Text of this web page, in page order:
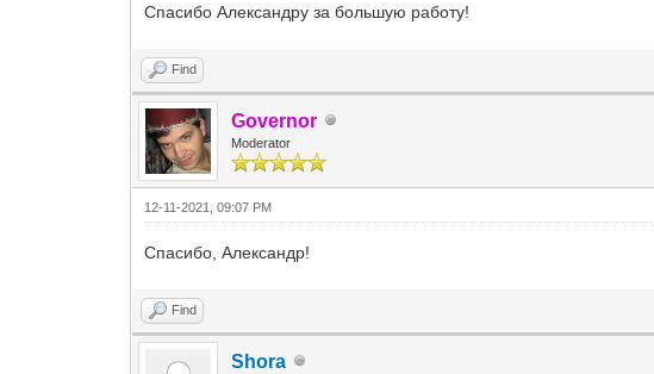
Спасибо Александру за большую работу!
Find
Governor
Moderator
12-11-2021, 09:07 PM
Спасибо, Александр!
Find
Shora